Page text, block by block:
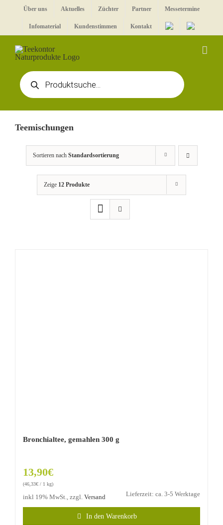
Über uns Aktuelles Züchter Partner Messetermine
Infomaterial Kundenstimmen Kontakt
Products
search
Teemischungen
Sortieren nach Standardsortierung
Zeige 12 Produkte
Bronchialtee, gemahlen 300 g
13,90€
(46,33€ / 1 kg)
inkl 19% MwSt., zzgl. Versand Lieferzeit: ca. 3-5 Werktage
In den Warenkorb